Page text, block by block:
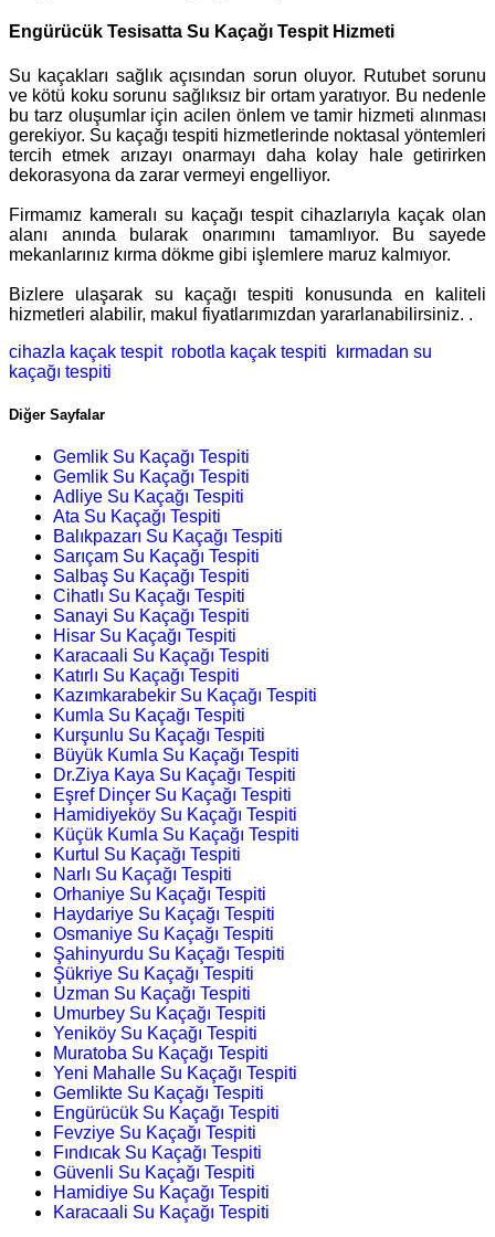
Engürücük Tesisatta Su Kaçağı Tespit Hizmeti
Su kaçakları sağlık açısından sorun oluyor. Rutubet sorunu
ve kötü koku sorunu sağlıksız bir ortam yaratıyor. Bu nedenle
bu tarz oluşumlar için acilen önlem ve tamir hizmeti alınması
gerekiyor. Su kaçağı tespiti hizmetlerinde noktasal yöntemleri
tercih etmek arızayı onarmayı daha kolay hale getirirken
dekorasyona da zarar vermeyi engelliyor.
Firmamız kameralı su kaçağı tespit cihazlarıyla kaçak olan
alanı anında bularak onarımını tamamlıyor. Bu sayede
mekanlarınız kırma dökme gibi işlemlere maruz kalmıyor.
Bizlere ulaşarak su kaçağı tespiti konusunda en kaliteli
hizmetleri alabilir, makul fiyatlarımızdan yararlanabilirsiniz. .
cihazla kaçak tespit robotla kaçak tespiti
kırmadan su
kaçağı tespiti
Diğer Sayfalar
Gemlik Su Kaçağı Tespiti
Gemlik Su Kaçağı Tespiti
Adliye Su Kaçağı Tespiti
Ata Su Kaçağı Tespiti
Balıkpazarı Su Kaçağı Tespiti
Sarıçam Su Kaçağı Tespiti
Salbaş Su Kaçağı Tespiti
Cihatlı Su Kaçağı Tespiti
Sanayi Su Kaçağı Tespiti
Hisar Su Kaçağı Tespiti
Karacaali Su Kaçağı Tespiti
Katırlı Su Kaçağı Tespiti
Kazımkarabekir Su Kaçağı Tespiti
Kumla Su Kaçağı Tespiti
Kurşunlu Su Kaçağı Tespiti
Büyük Kumla Su Kaçağı Tespiti
Dr.Ziya Kaya Su Kaçağı Tespiti
Eşref Dinçer Su Kaçağı Tespiti
Hamidiyeköy Su Kaçağı Tespiti
Küçük Kumla Su Kaçağı Tespiti
Kurtul Su Kaçağı Tespiti
Narlı Su Kaçağı Tespiti
Orhaniye Su Kaçağı Tespiti
Haydariye Su Kaçağı Tespiti
Osmaniye Su Kaçağı Tespiti
Şahinyurdu Su Kaçağı Tespiti
Şükriye Su Kaçağı Tespiti
Uzman Su Kaçağı Tespiti
Umurbey Su Kaçağı Tespiti
Yeniköy Su Kaçağı Tespiti
Muratoba Su Kaçağı Tespiti
Yeni Mahalle Su Kaçağı Tespiti
Gemlikte Su Kaçağı Tespiti
Engürücük Su Kaçağı Tespiti
Fevziye Su Kaçağı Tespiti
Fındıcak Su Kaçağı Tespiti
Güvenli Su Kaçağı Tespiti
Hamidiye Su Kaçağı Tespiti
Karacaali Su Kaçağı Tespiti